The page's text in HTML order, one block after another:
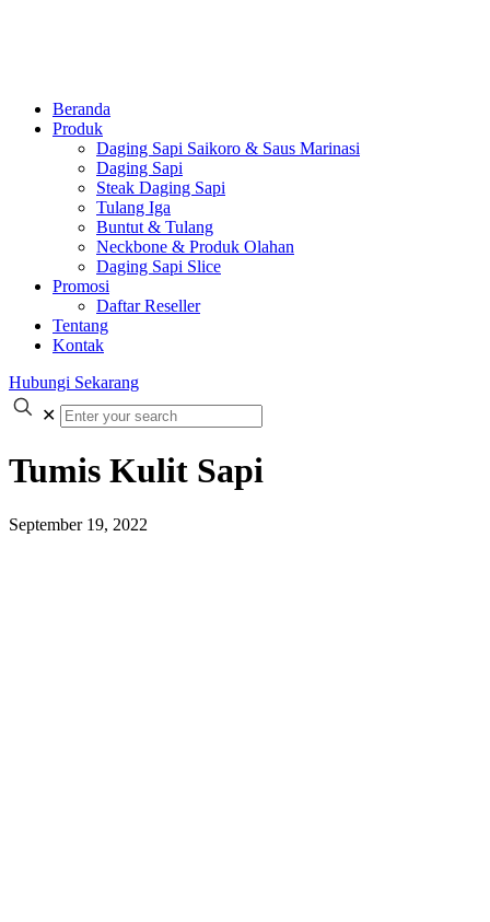
Beranda
Produk
Daging Sapi Saikoro & Saus Marinasi
Daging Sapi
Steak Daging Sapi
Tulang Iga
Buntut & Tulang
Neckbone & Produk Olahan
Daging Sapi Slice
Promosi
Daftar Reseller
Tentang
Kontak
Hubungi Sekarang
✕
Tumis Kulit Sapi
September 19, 2022